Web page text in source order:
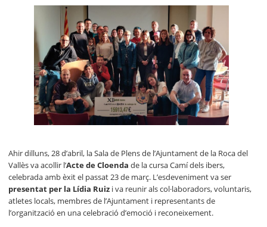
Ahir dilluns, 28 d’abril, la Sala de Plens de l’Ajuntament de la Roca del
Vallès va acollir l’Acte de Cloenda de la cursa Camí dels ibers,
celebrada amb èxit el passat 23 de març. L’esdeveniment va ser
presentat per la Lídia Ruiz i va reunir als col·laboradors, voluntaris,
atletes locals, membres de l’Ajuntament i representants de
l’organització en una celebració d’emoció i reconeixement.